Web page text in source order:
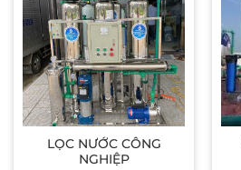
LỌC NƯỚC CÔNG
NGHIỆP